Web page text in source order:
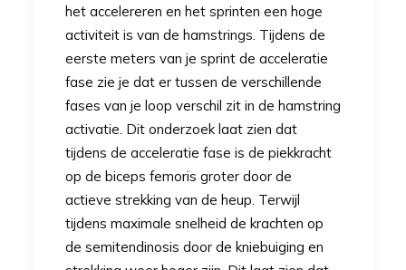
het accelereren en het sprinten een hoge
activiteit is van de hamstrings. Tijdens de
eerste meters van je sprint de acceleratie
fase zie je dat er tussen de verschillende
fases van je loop verschil zit in de hamstring
activatie. Dit onderzoek laat zien dat
tijdens de acceleratie fase is de piekkracht
op de biceps femoris groter door de
actieve strekking van de heup. Terwijl
tijdens maximale snelheid de krachten op
de semitendinosis door de kniebuiging en